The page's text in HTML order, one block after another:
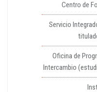
Centro de
Servicio
Oficina de
Intercambio